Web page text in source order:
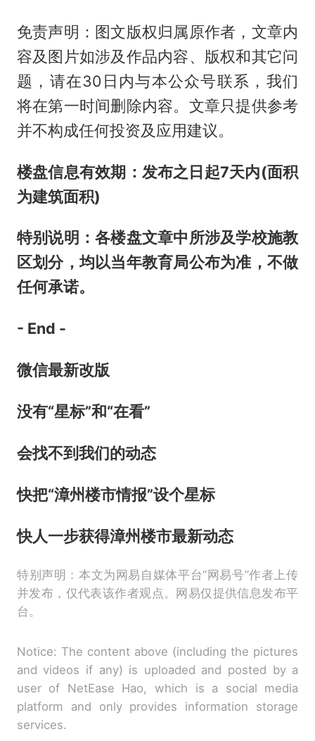
免责声明：图文版权归属原作者，文章内
容及图片如涉及作品内容、版权和其它问
题，请在30日内与本公众号联系，我们
将在第一时间删除内容。文章只提供参考
并不构成任何投资及应用建议。
楼盘信息有效期：发布之日起7天内(面积
为建筑面积)
特别说明：各楼盘文章中所涉及学校施教
区划分，均以当年教育局公布为准，不做
任何承诺。
- End -
微信最新改版
没有“星标”和“在看”
会找不到我们的动态
快把“漳州楼市情报”设个星标
快人一步获得漳州楼市最新动态
特别声明：本文为网易自媒体平台“网易号”作者上传
并发布，仅代表该作者观点。网易仅提供信息发布平
台。
Notice: The content above (including the pictures
and videos if any) is uploaded and posted by a
user of NetEase Hao, which is a social media
platform and only provides information storage
services.